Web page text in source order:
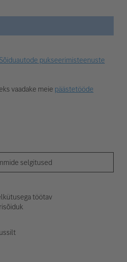
Sõiduautode pukseerimisteenuste
vaadake meie päästetööde
selgitused
töötav